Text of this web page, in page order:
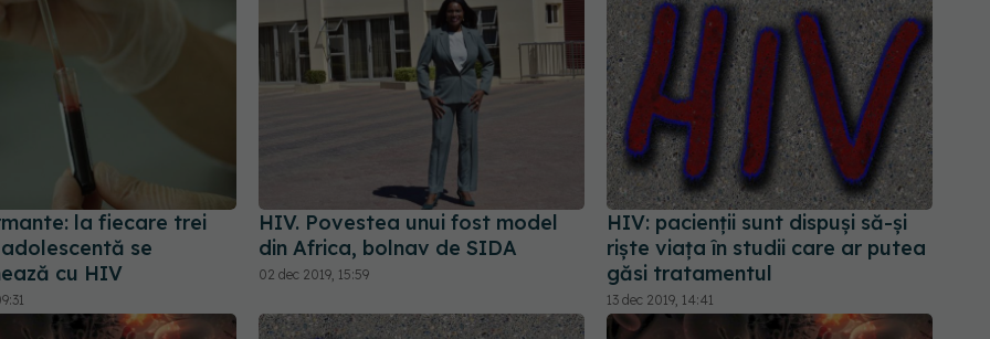
la fiecare trei
se
cu HIV
HIV. Povestea unui fost model
din Africa, bolnav de SIDA
02 dec 2019, 15:59
HIV: pacienții sunt dispuși să-și
riște viața în studii care ar putea
găsi tratamentul
13 dec 2019, 14:41